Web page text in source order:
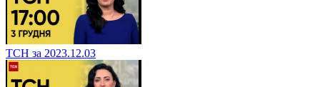
ТСН за 2023.12.03